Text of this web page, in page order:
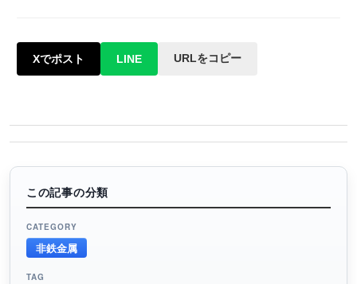
Xでポスト LINE URLをコピー
この記事の分類
CATEGORY
非鉄金属
TAG